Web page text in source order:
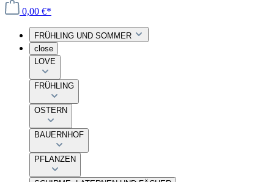
0,00 €*
FRÜHLING UND SOMMER
close
LOVE
FRÜHLING
OSTERN
BAUERNHOF
PFLANZEN